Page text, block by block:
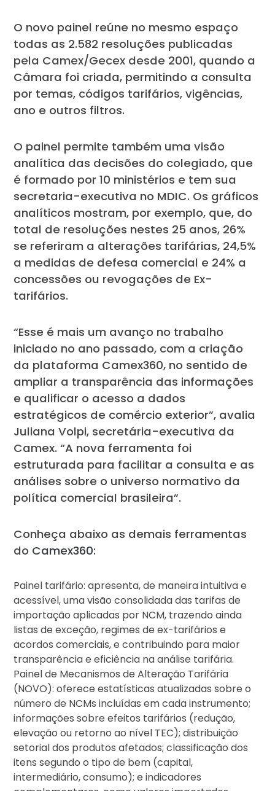
O novo painel reúne no mesmo espaço
todas as 2.582 resoluções publicadas
pela Camex/Gecex desde 2001, quando a
Câmara foi criada, permitindo a consulta
por temas, códigos tarifários, vigências,
ano e outros filtros.
O painel permite também uma visão
analítica das decisões do colegiado, que
é formado por 10 ministérios e tem sua
secretaria-executiva no MDIC. Os gráficos
analíticos mostram, por exemplo, que, do
total de resoluções nestes 25 anos, 26%
se referiram a alterações tarifárias, 24,5%
a medidas de defesa comercial e 24% a
concessões ou revogações de Ex-
tarifários.
“Esse é mais um avanço no trabalho
iniciado no ano passado, com a criação
da plataforma Camex360, no sentido de
ampliar a transparência das informações
e qualificar o acesso a dados
estratégicos de comércio exterior”, avalia
Juliana Volpi, secretária-executiva da
Camex. “A nova ferramenta foi
estruturada para facilitar a consulta e as
análises sobre o universo normativo da
política comercial brasileira”.
Conheça abaixo as demais ferramentas
do Camex360:
Painel tarifário: apresenta, de maneira intuitiva e
acessível, uma visão consolidada das tarifas de
importação aplicadas por NCM, trazendo ainda
listas de exceção, regimes de ex-tarifários e
acordos comerciais, e contribuindo para maior
transparência e eficiência na análise tarifária.
Painel de Mecanismos de Alteração Tarifária
(NOVO): oferece estatísticas atualizadas sobre o
número de NCMs incluídas em cada instrumento;
informações sobre efeitos tarifários (redução,
elevação ou retorno ao nível TEC); distribuição
setorial dos produtos afetados; classificação dos
itens segundo o tipo de bem (capital,
intermediário, consumo); e indicadores